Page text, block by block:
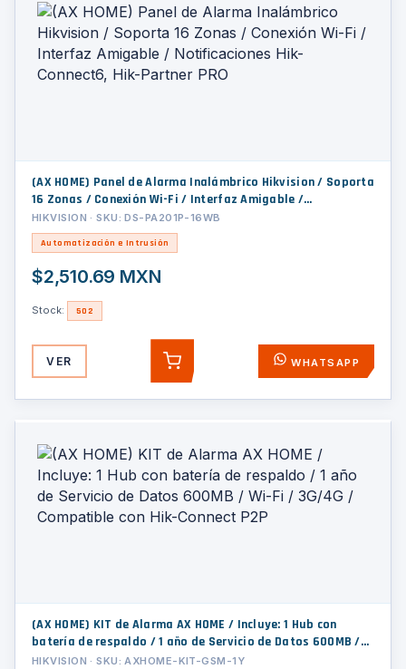
(AX HOME) Panel de Alarma Inalámbrico Hikvision / Soporta
16 Zonas / Conexión Wi-Fi / Interfaz Amigable /
Notificaciones Hik-Connect6, Hik-Partner PRO
HIKVISION · SKU: DS-PA201P-16WB
Automatización e Intrusión
$2,510.69 MXN
Stock: 502
VER AGREGAR WHATSAPP
(AX HOME) KIT de Alarma AX HOME / Incluye: 1 Hub con
batería de respaldo / 1 año de Servicio de Datos 600MB /
Wi-Fi / 3G/4G / Compatible con Hik-Connect P2P
HIKVISION · SKU: AXHOME-KIT-GSM-1Y